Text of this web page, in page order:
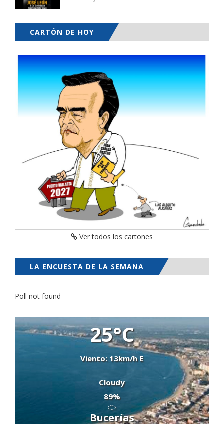
CARTÓN DE HOY
Ver todos los cartones
LA ENCUESTA DE LA SEMANA
Poll not found
25°C
Viento: 13km/h E
Cloudy
89%
Bucerías